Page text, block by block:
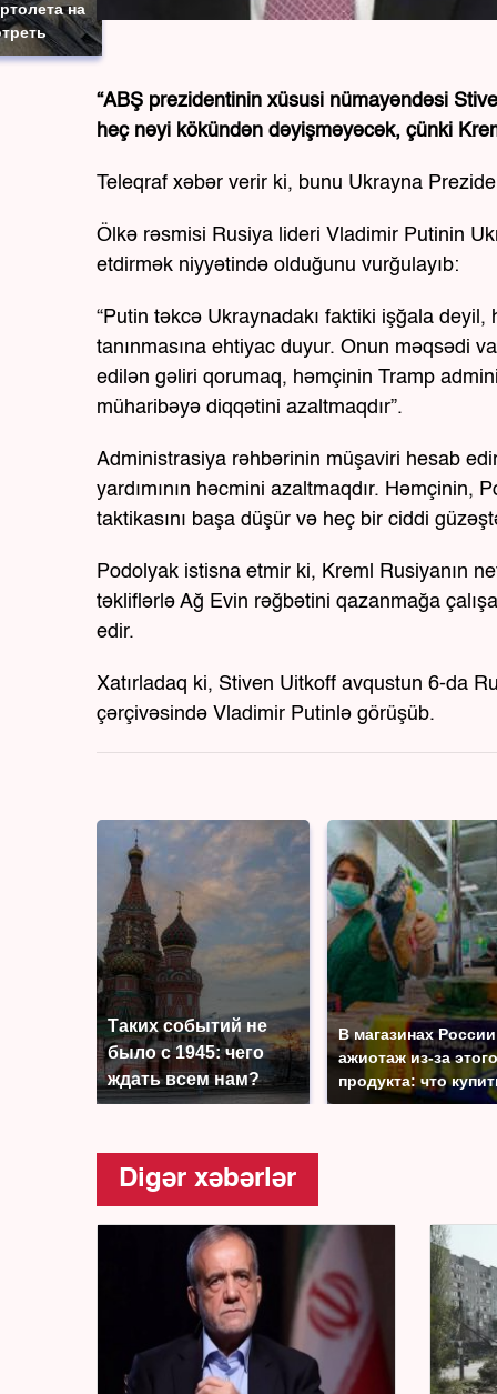
на
“ABŞ prezidentinin xüsusi nümayəndəsi
heç nəyi kökündən dəyişməyəcək, çünki
Teleqraf xəbər verir ki, bunu Ukrayna
Ölkə rəsmisi Rusiya lideri Vladimir Putinin
etdirmək niyyətində olduğunu vurğulayıb:
“Putin təkcə Ukraynadakı faktiki işğala
tanınmasına ehtiyac duyur. Onun məqsədi
edilən gəliri qorumaq, həmçinin Tramp
müharibəyə diqqətini azaltmaqdır”.
Administrasiya rəhbərinin müşaviri hesab
yardımının həcmini azaltmaqdır.
taktikasını başa düşür və heç bir ciddi
Podolyak istisna etmir ki, Kreml Rusiyanın
təkliflərlə Ağ Evin rəğbətini qazanmağa
edir.
Xatırladaq ki, Stiven Uitkoff avqustun 6-da
çərçivəsində Vladimir Putinlə görüşüb.
Таких событий не
было с 1945: чего
ждать всем нам?
В магазинах России
ажиотаж из-за этого
продукта: что
Digər xəbərlər